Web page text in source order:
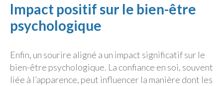
Impact positif sur le bien-être
psychologique
Enfin, un sourire aligné a un impact significatif sur le
bien-être psychologique. La confiance en soi, souvent
liée à l’apparence, peut influencer la manière dont les